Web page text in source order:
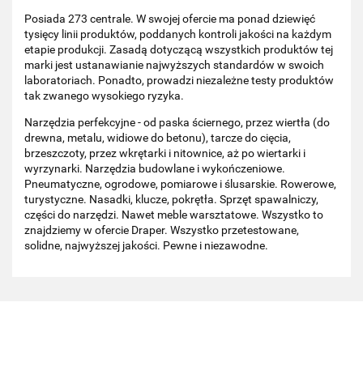
Posiada 273 centrale. W swojej ofercie ma ponad dziewięć
tysięcy linii produktów, poddanych kontroli jakości na każdym
etapie produkcji. Zasadą dotyczącą wszystkich produktów tej
marki jest ustanawianie najwyższych standardów w swoich
laboratoriach. Ponadto, prowadzi niezależne testy produktów
tak zwanego wysokiego ryzyka.
Narzędzia perfekcyjne - od paska ściernego, przez wiertła (do
drewna, metalu, widiowe do betonu), tarcze do cięcia,
brzeszczoty, przez wkrętarki i nitownice, aż po wiertarki i
wyrzynarki. Narzędzia budowlane i wykończeniowe.
Pneumatyczne, ogrodowe, pomiarowe i ślusarskie. Rowerowe,
turystyczne. Nasadki, klucze, pokrętła. Sprzęt spawalniczy,
części do narzędzi. Nawet meble warsztatowe. Wszystko to
znajdziemy w ofercie Draper. Wszystko przetestowane,
solidne, najwyższej jakości. Pewne i niezawodne.